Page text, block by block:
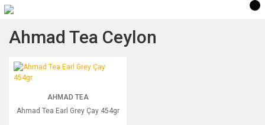
Ahmad Tea Ceylon
Ahmad Tea Earl Grey Çay 454gr
AHMAD TEA
Ahmad Tea Earl Grey Çay 454gr